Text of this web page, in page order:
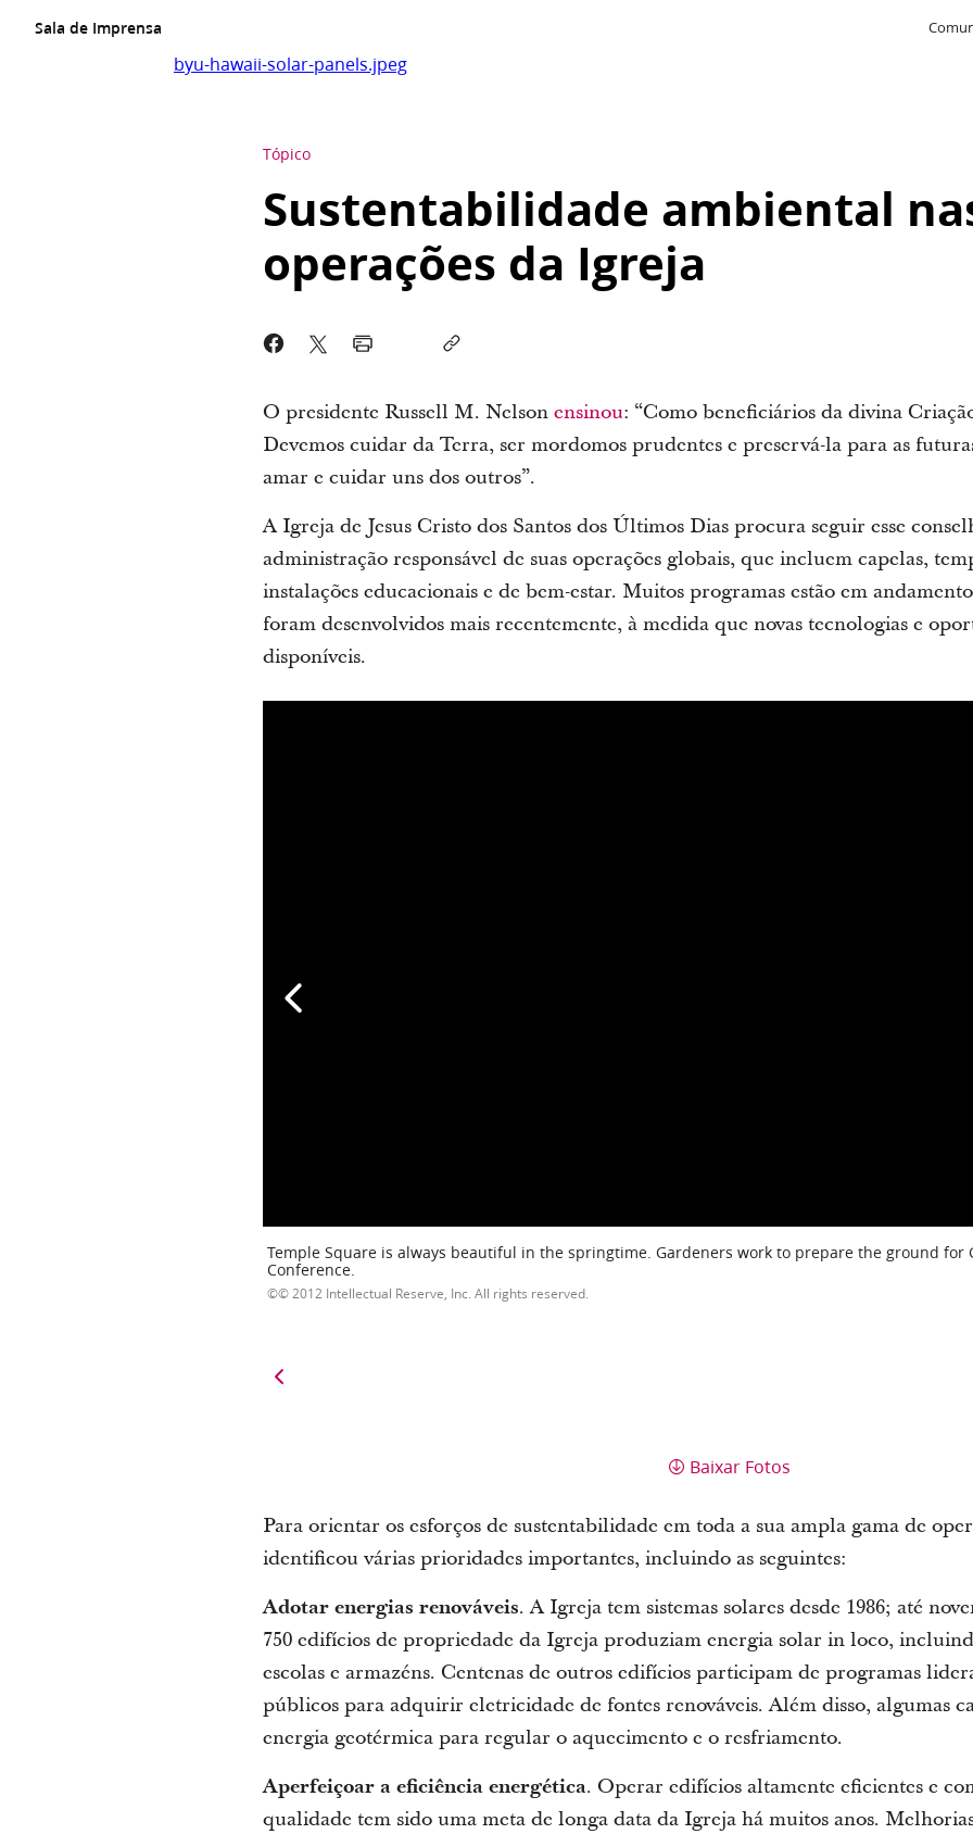
Sala de Imprensa
byu-hawaii-solar-panels.jpeg
Tópico
Sustentabilidade ambiental
operações da Igreja
O presidente Russell M. Nelson ensinou: “Como beneficiários da divina
Devemos cuidar da Terra, ser mordomos prudentes e preservá-la para as
amar e cuidar uns dos outros”.
A Igreja de Jesus Cristo dos Santos dos Últimos Dias procura seguir esse
administração responsável de suas operações globais, que incluem capelas,
instalações educacionais e de bem-estar. Muitos programas estão em
foram desenvolvidos mais recentemente, à medida que novas tecnologias e
disponíveis.
Temple Square is always beautiful in the springtime. Gardeners work to prepare the ground for
Conference.
© 2012 Intellectual Reserve, Inc. All rights reserved.
Baixar Fotos
Para orientar os esforços de sustentabilidade em toda a sua ampla gama de
identificou várias prioridades importantes, incluindo as seguintes:
Adotar energias renováveis. A Igreja tem sistemas solares desde 1986; até
750 edifícios de propriedade da Igreja produziam energia solar in loco,
escolas e armazéns. Centenas de outros edifícios participam de programas
públicos para adquirir eletricidade de fontes renováveis. Além disso, algumas
energia geotérmica para regular o aquecimento e o resfriamento.
Aperfeiçoar a eficiência energética. Operar edifícios altamente eficientes e
qualidade tem sido uma meta de longa data da Igreja há muitos anos.